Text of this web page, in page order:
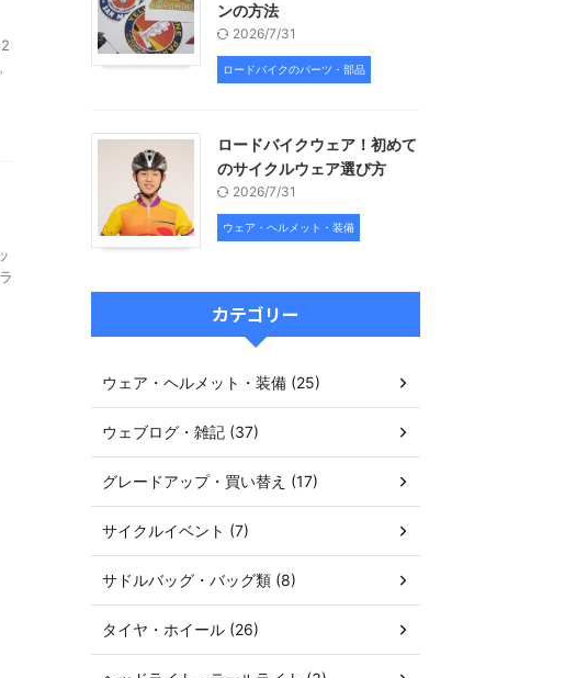
ンの方法
2026/7/31
ロードバイクのパーツ・部品
ロードバイクウェア！初めて
のサイクルウェア選び方
2026/7/31
ウェア・ヘルメット・装備
カテゴリー
ウェア・ヘルメット・装備 (25)
ウェブログ・雑記 (37)
グレードアップ・買い替え (17)
サイクルイベント (7)
サドルバッグ・バッグ類 (8)
タイヤ・ホイール (26)